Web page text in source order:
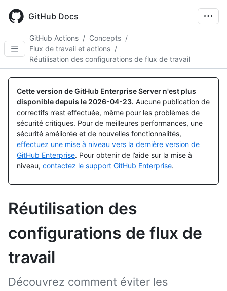
main
GitHub Docs
GitHub Actions / Concepts /
Flux de travail et actions /
Réutilisation des configurations de flux de travail
Cette version de GitHub Enterprise Server n'est plus
disponible depuis le 2026-04-23. Aucune publication de
correctifs n’est effectuée, même pour les problèmes de
sécurité critiques. Pour de meilleures performances, une
sécurité améliorée et de nouvelles fonctionnalités,
effectuez une mise à niveau vers la dernière version de
GitHub Enterprise. Pour obtenir de l’aide sur la mise à
niveau, contactez le support GitHub Enterprise.
Réutilisation des
configurations de flux de
travail
Découvrez comment éviter les